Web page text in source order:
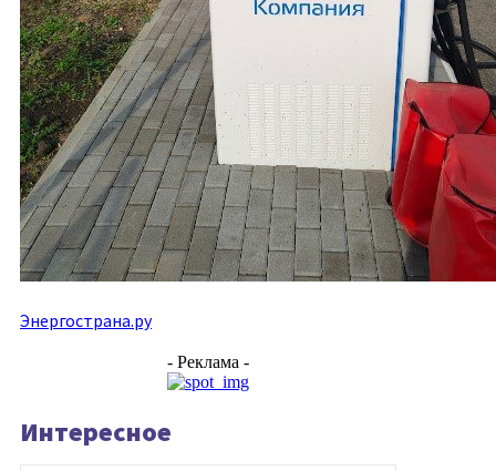
Энергострана.ру
- Реклама -
Интересное